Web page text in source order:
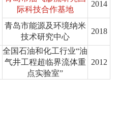
际科技合作基地
2014
青岛市能源及环境纳米
技术研究中心
2018
全国石油和化工行业“油
气井工程超临界流体重
点实验室”
2012